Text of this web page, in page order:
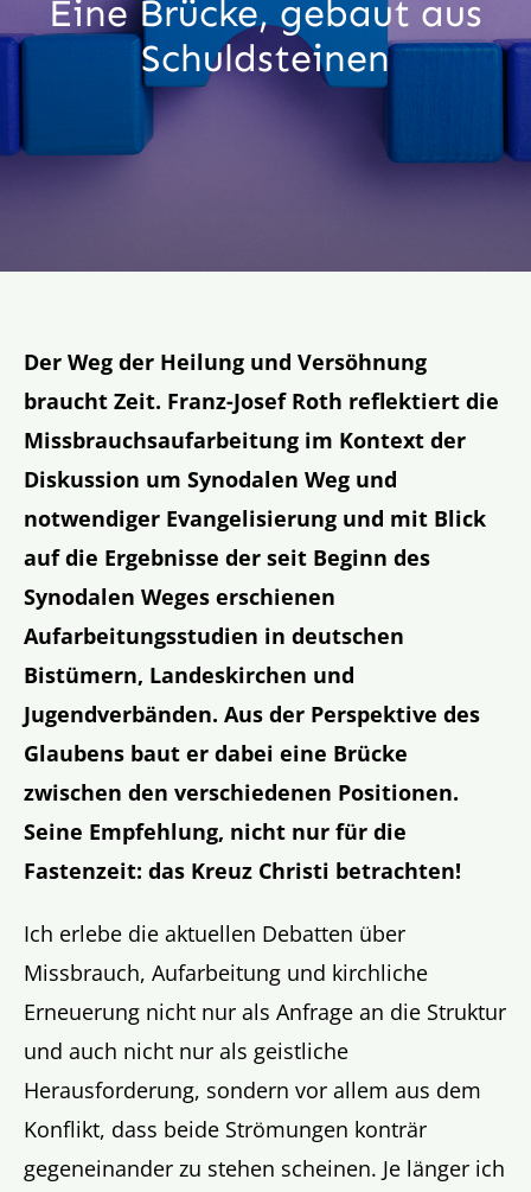
Aktion
Veröffentlichungen
Eine Brücke, gebaut aus
Schuldsteinen
Der Weg der Heilung und Versöhnung
braucht Zeit. Franz-Josef Roth reflektiert die
Missbrauchsaufarbeitung im Kontext der
Diskussion um Synodalen Weg und
notwendiger Evangelisierung und mit Blick
auf die Ergebnisse der seit Beginn des
Synodalen Weges erschienen
Aufarbeitungsstudien in deutschen
Bistümern, Landeskirchen und
Jugendverbänden. Aus der Perspektive des
Glaubens baut er dabei eine Brücke
zwischen den verschiedenen Positionen.
Seine Empfehlung, nicht nur für die
Fastenzeit: das Kreuz Christi betrachten!
Ich erlebe die aktuellen Debatten über
Missbrauch, Aufarbeitung und kirchliche
Erneuerung nicht nur als Anfrage an die Struktur
und auch nicht nur als geistliche
Herausforderung, sondern vor allem aus dem
Konflikt, dass beide Strömungen konträr
gegeneinander zu stehen scheinen. Je länger ich